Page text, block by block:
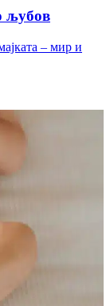
љубов
– мир и